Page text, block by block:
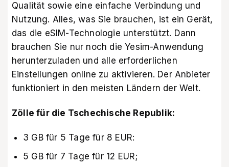
Qualität sowie eine einfache Verbindung und
Nutzung. Alles, was Sie brauchen, ist ein Gerät,
das die eSIM-Technologie unterstützt. Dann
brauchen Sie nur noch dieYesim-Anwendung
herunterzuladen und alle erforderlichen
Einstellungen online zu aktivieren. Der Anbieter
funktioniert in den meisten Ländern der Welt.
Zölle für die Tschechische Republik:
3 GB für 5 Tage für 8 EUR:
5 GB für 7 Tage für 12 EUR;